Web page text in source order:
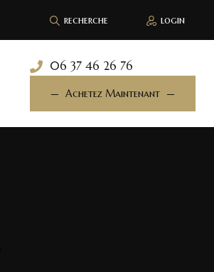
recherche login
06 37 46 26 76
Achetez Maintenant